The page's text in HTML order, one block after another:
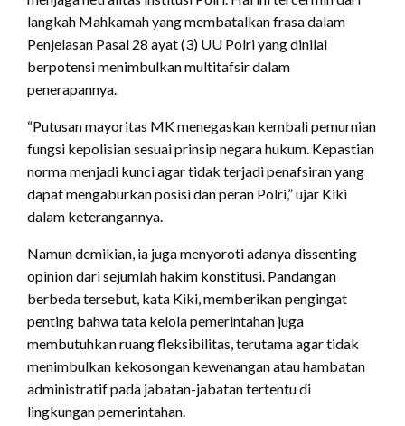
langkah Mahkamah yang membatalkan frasa dalam
Penjelasan Pasal 28 ayat (3) UU Polri yang dinilai
berpotensi menimbulkan multitafsir dalam
penerapannya.
“Putusan mayoritas MK menegaskan kembali pemurnian
fungsi kepolisian sesuai prinsip negara hukum. Kepastian
norma menjadi kunci agar tidak terjadi penafsiran yang
dapat mengaburkan posisi dan peran Polri,” ujar Kiki
dalam keterangannya.
Namun demikian, ia juga menyoroti adanya dissenting
opinion dari sejumlah hakim konstitusi. Pandangan
berbeda tersebut, kata Kiki, memberikan pengingat
penting bahwa tata kelola pemerintahan juga
membutuhkan ruang fleksibilitas, terutama agar tidak
menimbulkan kekosongan kewenangan atau hambatan
administratif pada jabatan-jabatan tertentu di
lingkungan pemerintahan.